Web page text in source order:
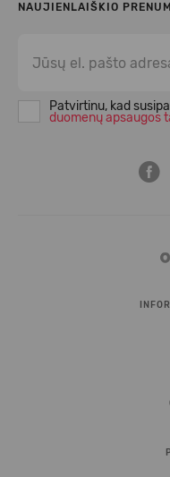
NAUJIENLAIŠKIO
Patvirtinu, kad
duomenų apsaugos